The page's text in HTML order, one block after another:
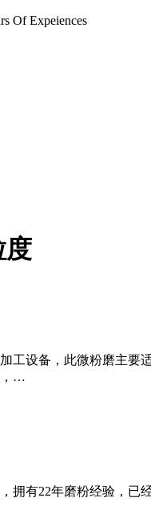
Of Expeiences
度
工设备，此微粉磨主要
，…
拥有22年磨粉经验，